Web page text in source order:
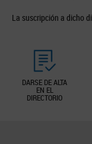
La suscripción a dicho
DARSE DE ALTA
EN EL
DIRECTORIO